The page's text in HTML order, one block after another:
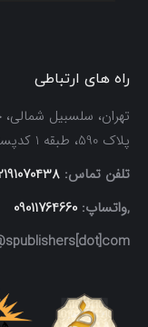
راه های ارتباطی
تهران، سلسبیل شمالی،
پلاک 590، طبقه 1 کدپستی 1345767384
تلفن تماس:
,واتساپ: 09011764660